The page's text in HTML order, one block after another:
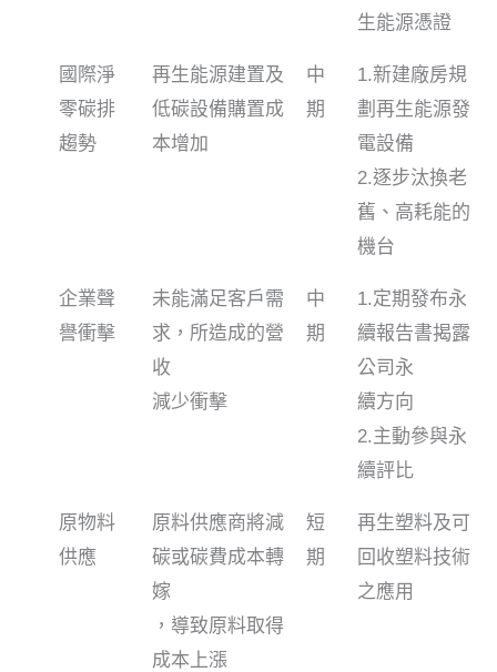
生能源憑證
國際淨
零碳排
趨勢
再生能源建置及
低碳設備購置成
本增加
中
期
1.新建廠房規
劃再生能源發
電設備
2.逐步汰換老
舊、高耗能的
機台
企業聲
譽衝擊
未能滿足客戶需
求，所造成的營
收
減少衝擊
中
期
1.定期發布永
續報告書揭露
公司永
續方向
2.主動參與永
續評比
原物料
供應
原料供應商將減
碳或碳費成本轉
嫁
，導致原料取得
成本上漲
短
期
再生塑料及可
回收塑料技術
之應用